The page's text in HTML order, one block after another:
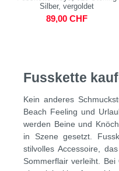
Silber, vergoldet
89,00 CHF
Fusskette
Kein anderes
Beach Feeling und
werden Beine und
in Szene gesetzt.
stilvolles Accessoire,
Sommerflair verleiht.